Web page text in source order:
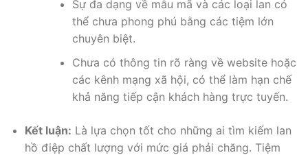
Sự đa dạng về mẫu mã và các loại lan có
thể chưa phong phú bằng các tiệm lớn
chuyên biệt.
Chưa có thông tin rõ ràng về website hoặc
các kênh mạng xã hội, có thể làm hạn chế
khả năng tiếp cận khách hàng trực tuyến.
Kết luận: Là lựa chọn tốt cho những ai tìm kiếm lan
hồ điệp chất lượng với mức giá phải chăng. Tiệm